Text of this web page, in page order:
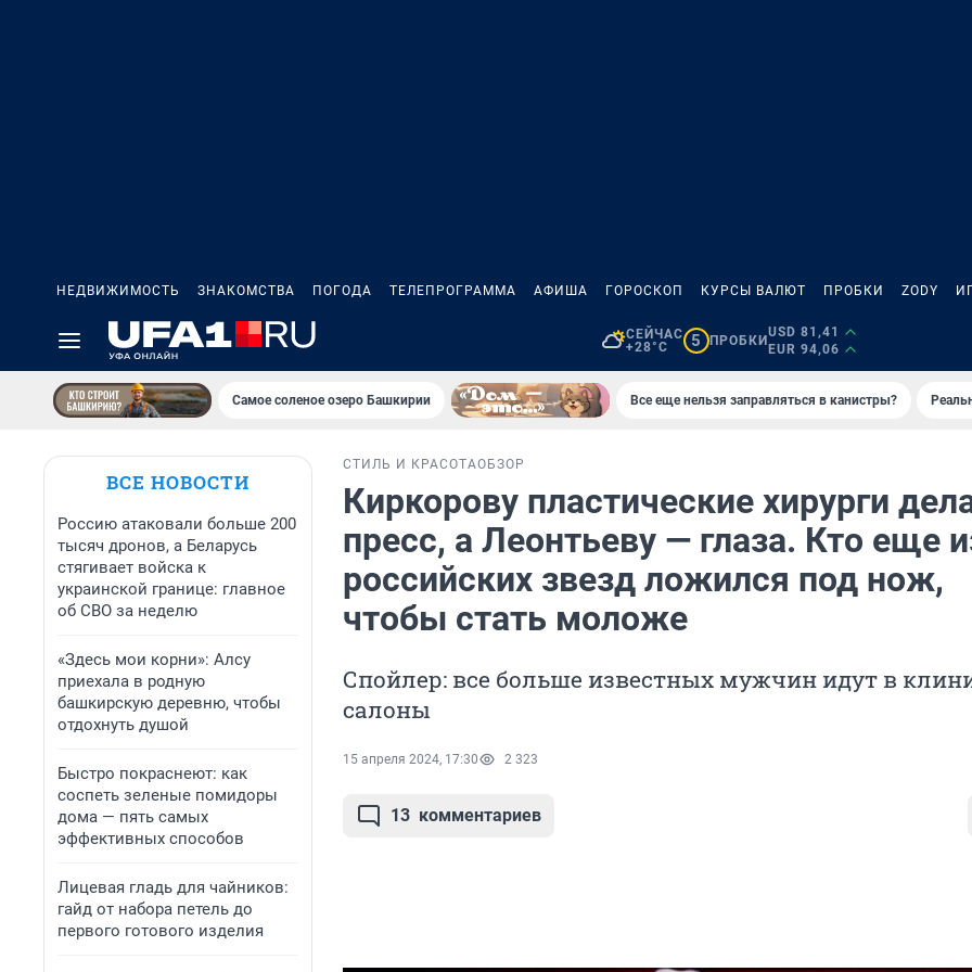
НЕДВИЖИМОСТЬ ЗНАКОМСТВА ПОГОДА ТЕЛЕПРОГРАММА АФИША ГОРОСКОП КУРСЫ ВАЛЮТ ПРОБКИ ZODY
СЕЙЧАС
+28°C
5 ПРОБКИ
USD 81,41
EUR 94,06
Самое соленое озеро Башкирии Все еще нельзя заправляться в канистры?
ВСЕ НОВОСТИ
Россию атаковали больше 200
тысяч дронов, а Беларусь
стягивает войска к
украинской границе: главное
об СВО за неделю
«Здесь мои корни»: Алсу
приехала в родную
башкирскую деревню, чтобы
отдохнуть душой
Быстро покраснеют: как
соспеть зеленые помидоры
дома — пять самых
эффективных способов
Лицевая гладь для чайников:
гайд от набора петель до
первого готового изделия
СТИЛЬ И КРАСОТАОБЗОР
Киркорову пластические хирурги
пресс, а Леонтьеву — глаза. Кто еще
российских звезд ложился под нож,
чтобы стать моложе
Спойлер: все больше известных мужчин идут в
салоны
15 апреля 2024, 17:30 2 323
13 комментариев